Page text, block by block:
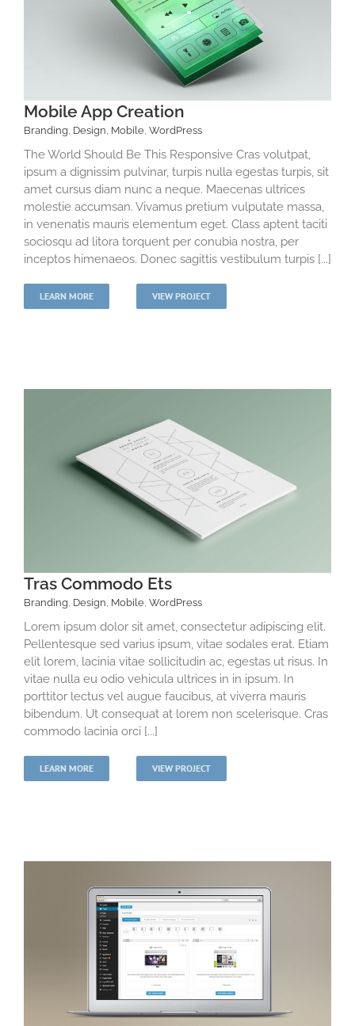
Mobile App Creation
Branding, Design, Mobile, WordPress
The World Should Be This Responsive Cras volutpat,
ipsum a dignissim pulvinar, turpis nulla egestas turpis, sit
amet cursus diam nunc a neque. Maecenas ultrices
molestie accumsan. Vivamus pretium vulputate massa,
in venenatis mauris elementum eget. Class aptent taciti
sociosqu ad litora torquent per conubia nostra, per
inceptos himenaeos. Donec sagittis vestibulum turpis [...]
LEARN MORE VIEW PROJECT
Tras Commodo Ets
Branding, Design, Mobile, WordPress
Lorem ipsum dolor sit amet, consectetur adipiscing elit.
Pellentesque sed varius ipsum, vitae sodales erat. Etiam
elit lorem, lacinia vitae sollicitudin ac, egestas ut risus. In
vitae nulla eu odio vehicula ultrices in in ipsum. In
porttitor lectus vel augue faucibus, at viverra mauris
bibendum. Ut consequat at lorem non scelerisque. Cras
commodo lacinia orci [...]
LEARN MORE VIEW PROJECT